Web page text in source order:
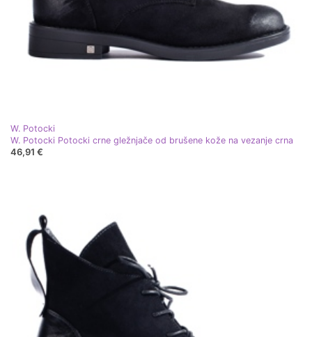
W. Potocki
W. Potocki Potocki crne gležnjače od brušene kože na vezanje crna
46,91 €